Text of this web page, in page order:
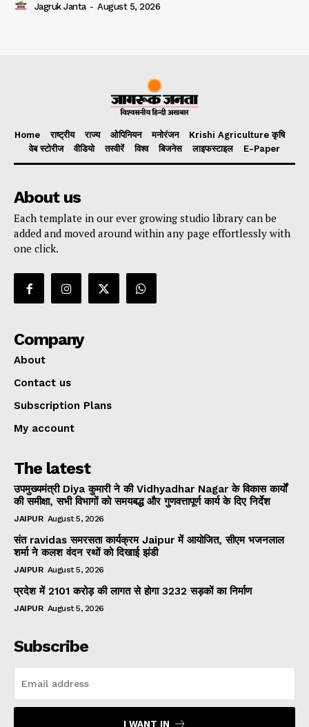
Jagruk Janta - August 5, 2026
Home राष्ट्रीय राज्य ओपिनियन मनोरंजन
Krishi Agriculture कृषि
वेब स्टोरीज
वीडियो तस्वीरें विश्व बिजनेस लाइफस्टाइल E-Paper
About us
Each template in our ever growing studio library can be
added and moved around within any page effortlessly with
one click.
Company
About
Contact us
Subscription Plans
My account
The latest
उपमुख्यमंत्री Diya कुमारी ने की Vidhyadhar Nagar के विकास कार्यों
की समीक्षा, सभी विभागों को समयबद्ध और गुणवत्तापूर्ण कार्य के दिए निर्देश
JAIPUR August 5, 2026
संत ravidas समरसता कार्यक्रम Jaipur में आयोजित, सीएम भजनलाल
शर्मा ने कलश वंदन रथों को दिखाई झंडी
JAIPUR August 5, 2026
प्रदेश में 2101 करोड़ की लागत से होगा 3232 सड़कों का निर्माण
JAIPUR August 5, 2026
Subscribe
I WANT IN